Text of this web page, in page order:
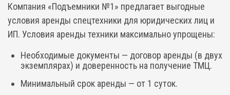
Компания «Подъемники №1» предлагает выгодные
условия аренды спецтехники для юридических лиц и
ИП. Условия аренды техники максимально упрощены:
Необходимые документы — договор аренды (в двух
экземплярах) и доверенность на получение ТМЦ.
Минимальный срок аренды — от 1 суток.